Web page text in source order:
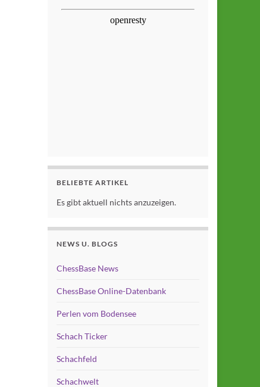
BELIEBTE ARTIKEL
Es gibt aktuell nichts anzuzeigen.
NEWS U. BLOGS
ChessBase News
ChessBase Online-Datenbank
Perlen vom Bodensee
Schach Ticker
Schachfeld
Schachwelt